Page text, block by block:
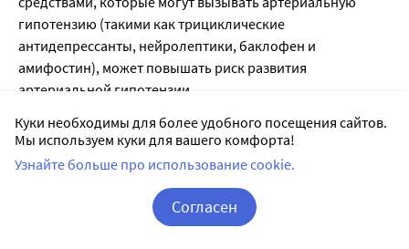
гипотензию (такими как трициклические
антидепрессанты, нейролептики, баклофен и
амифостин), может повышать риск развития
артериальной гипотензии.
фармакокинетических взаимодействий лекарственных
средств не было выявлено клинически значимых
взаимодействий лозартана с гидрохлоротиазидом,
дигоксином, варфарином, циметидином и
Куки необходимы для более удобного посещения сайтов.
Мы используем куки для вашего комфорта!
Узнайте больше про использование cookie.
Согласен